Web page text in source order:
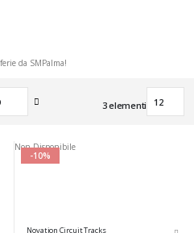
Imposta
3elementi
-10%
Non Disponibile
Novation Circuit Tracks